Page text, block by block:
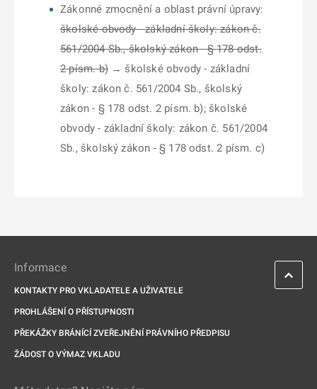
Zákonné zmocnění a oblast právní úpravy:
školské obvody - základní školy: zákon č.
561/2004 Sb., školský zákon - § 178 odst.
2 písm. b)→ školské obvody - základní
školy: zákon č. 561/2004 Sb., školský
zákon - § 178 odst. 2 písm. b); školské
obvody - základní školy: zákon č. 561/2004
Sb., školský zákon - § 178 odst. 2 písm. c)
Informace
KONTAKTY PRO VKLADATELE A UŽIVATELE
PROHLÁŠENÍ O PŘÍSTUPNOSTI
PŘEKÁŽKY BRÁNÍCÍ ZVEŘEJNĚNÍ PRÁVNÍHO PŘEDPISU
ŽÁDOST O VÝMAZ VKLADU